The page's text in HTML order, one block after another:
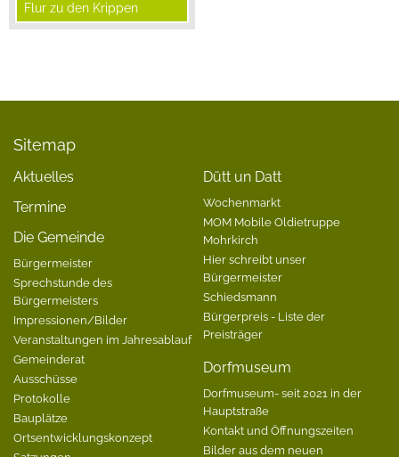
Flur zu den Krippen
Sitemap
Aktuelles
Termine
Die Gemeinde
Bürgermeister
Sprechstunde des
Bürgermeisters
Impressionen/Bilder
Veranstaltungen im Jahresablauf
Gemeinderat
Ausschüsse
Protokolle
Bauplätze
Ortsentwicklungskonzept
Dütt un Datt
Wochenmarkt
MOM Mobile Oldietruppe
Mohrkirch
Hier schreibt unser
Bürgermeister
Schiedsmann
Bürgerpreis - Liste der
Preisträger
Dorfmuseum
Dorfmuseum- seit 2021 in der
Hauptstraße
Kontakt und Öffnungszeiten
Bilder aus dem neuen